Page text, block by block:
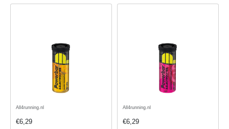
All4running.nl
€6,29
All4running.nl
€6,29